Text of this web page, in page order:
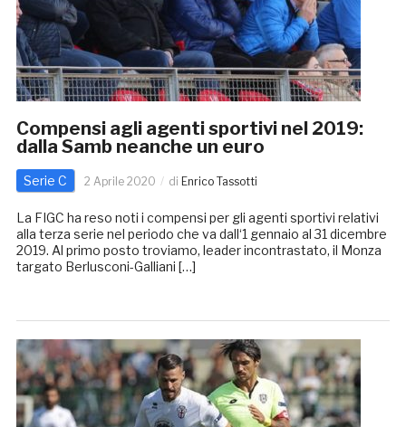
Compensi agli agenti sportivi nel 2019:
dalla Samb neanche un euro
Serie C 2 Aprile 2020 di Enrico Tassotti
La FIGC ha reso noti i compensi per gli agenti sportivi relativi
alla terza serie nel periodo che va dall‘1 gennaio al 31 dicembre
2019. Al primo posto troviamo, leader incontrastato, il Monza
targato Berlusconi-Galliani […]